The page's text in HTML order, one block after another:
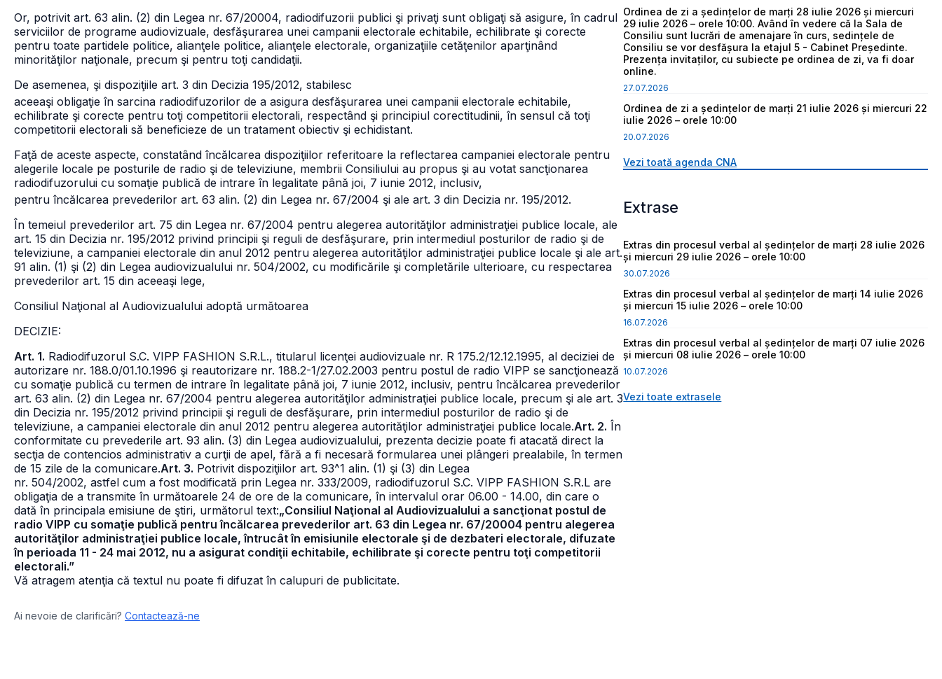
Or, potrivit art. 63 alin. (2) din Legea nr. 67/20004, radiodifuzorii publici şi privaţi sunt obligaţi să asigure, în cadrul
serviciilor de programe audiovizuale, desfăşurarea unei campanii electorale echitabile, echilibrate şi corecte
pentru toate partidele politice, alianţele politice, alianţele electorale, organizaţiile cetăţenilor aparţinând
minorităţilor naţionale, precum şi pentru toţi candidaţii.
De asemenea, şi dispoziţiile art. 3 din Decizia 195/2012, stabilesc
aceeaşi obligaţie în sarcina radiodifuzorilor de a asigura desfăşurarea unei campanii electorale echitabile,
echilibrate şi corecte pentru toţi competitorii electorali, respectând şi principiul corectitudinii, în sensul că toţi
competitorii electorali să beneficieze de un tratament obiectiv şi echidistant.
Faţă de aceste aspecte, constatând încălcarea dispoziţiilor referitoare la reflectarea campaniei electorale pentru
alegerile locale pe posturile de radio şi de televiziune, membrii Consiliului au propus şi au votat sancţionarea
radiodifuzorului cu somaţie publică de intrare în legalitate până joi, 7 iunie 2012, inclusiv,
pentru încălcarea prevederilor art. 63 alin. (2) din Legea nr. 67/2004 şi ale art. 3 din Decizia nr. 195/2012.
În temeiul prevederilor art. 75 din Legea nr. 67/2004 pentru alegerea autorităţilor administraţiei publice locale, ale
art. 15 din Decizia nr. 195/2012 privind principii şi reguli de desfăşurare, prin intermediul posturilor de radio şi de
televiziune, a campaniei electorale din anul 2012 pentru alegerea autorităţilor administraţiei publice locale şi ale art.
91 alin. (1) şi (2) din Legea audiovizualului nr. 504/2002, cu modificările şi completările ulterioare, cu respectarea
prevederilor art. 15 din aceeaşi lege,
Consiliul Naţional al Audiovizualului adoptă următoarea
DECIZIE:
Art. 1. Radiodifuzorul S.C. VIPP FASHION S.R.L., titularul licenţei audiovizuale nr. R 175.2/12.12.1995, al deciziei de
autorizare nr. 188.0/01.10.1996 şi reautorizare nr. 188.2-1/27.02.2003 pentru postul de radio VIPP se sancţionează
cu somaţie publică cu termen de intrare în legalitate până joi, 7 iunie 2012, inclusiv, pentru încălcarea prevederilor
art. 63 alin. (2) din Legea nr. 67/2004 pentru alegerea autorităţilor administraţiei publice locale, precum şi ale art. 3
din Decizia nr. 195/2012 privind principii şi reguli de desfăşurare, prin intermediul posturilor de radio şi de
televiziune, a campaniei electorale din anul 2012 pentru alegerea autorităţilor administraţiei publice locale.Art. 2. În
conformitate cu prevederile art. 93 alin. (3) din Legea audiovizualului, prezenta decizie poate fi atacată direct la
secţia de contencios administrativ a curţii de apel, fără a fi necesară formularea unei plângeri prealabile, în termen
de 15 zile de la comunicare.Art. 3. Potrivit dispoziţiilor art. 93^1 alin. (1) şi (3) din Legea
nr. 504/2002, astfel cum a fost modificată prin Legea nr. 333/2009, radiodifuzorul S.C. VIPP FASHION S.R.L are
obligaţia de a transmite în următoarele 24 de ore de la comunicare, în intervalul orar 06.00 - 14.00, din care o
dată în principala emisiune de ştiri, următorul text:„Consiliul Naţional al Audiovizualului a sancţionat postul de
radio VIPP cu somaţie publică pentru încălcarea prevederilor art. 63 din Legea nr. 67/20004 pentru alegerea
autorităţilor administraţiei publice locale, întrucât în emisiunile electorale şi de dezbateri electorale, difuzate
în perioada 11 - 24 mai 2012, nu a asigurat condiţii echitabile, echilibrate şi corecte pentru toţi competitorii
electorali.”
Vă atragem atenţia că textul nu poate fi difuzat în calupuri de publicitate.
Ai nevoie de clarificări? Contactează-ne
Ordinea de zi a ședințelor de marți 28 iulie 2026 și miercuri
29 iulie 2026 – orele 10:00. Având în vedere că la Sala de
Consiliu sunt lucrări de amenajare în curs, sedințele de
Consiliu se vor desfășura la etajul 5 - Cabinet Președinte.
Prezența invitaților, cu subiecte pe ordinea de zi, va fi doar
online.
27.07.2026
Ordinea de zi a ședințelor de marți 21 iulie 2026 și miercuri 22
iulie 2026 – orele 10:00
20.07.2026
Vezi toată agenda CNA
Extrase
Extras din procesul verbal al ședințelor de marți 28 iulie 2026
și miercuri 29 iulie 2026 – orele 10:00
30.07.2026
Extras din procesul verbal al ședințelor de marți 14 iulie 2026
și miercuri 15 iulie 2026 – orele 10:00
16.07.2026
Extras din procesul verbal al ședințelor de marți 07 iulie 2026
și miercuri 08 iulie 2026 – orele 10:00
10.07.2026
Vezi toate extrasele